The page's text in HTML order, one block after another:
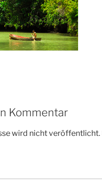
Kommentar
wird nicht veröffentlicht.